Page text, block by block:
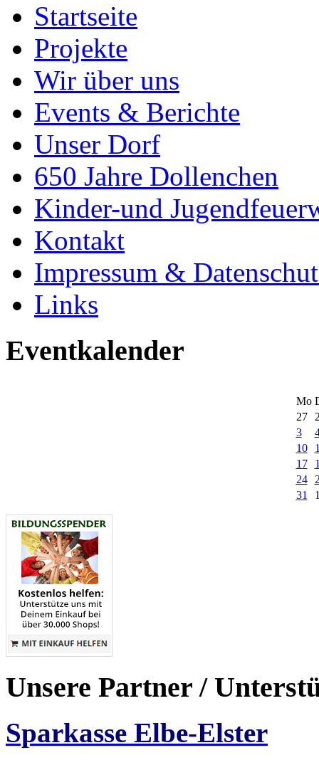
Startseite
Projekte
Wir über uns
Events & Berichte
Unser Dorf
650 Jahre Dollenchen
Kinder-und
Kontakt
Impressum &
Links
Eventkalender
Mo
27
3
10
17
24
31
Unsere Partner /
Sparkasse Elbe-Elster